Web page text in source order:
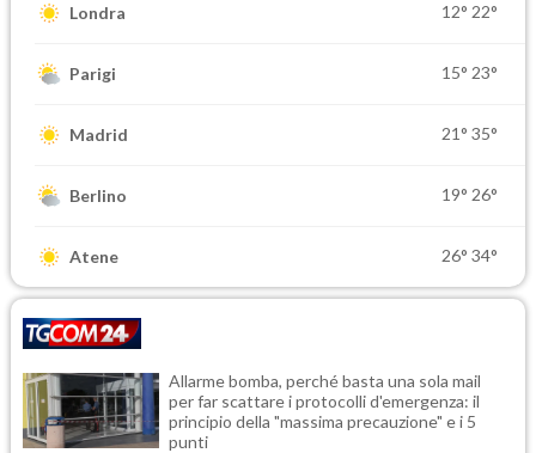
Londra 12° 22°
Parigi 15° 23°
Madrid 21° 35°
Berlino 19° 26°
Atene 26° 34°
Allarme bomba, perché basta una sola mail
per far scattare i protocolli d'emergenza: il
principio della "massima precauzione" e i 5
punti